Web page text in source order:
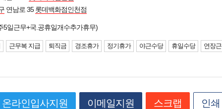
연남로 35롯데백화점인천점
5일근무+국.공휴일개수추가휴무)
근무복 지급 퇴직금 경조휴가 정기휴가 야근수당 휴일수당 연장
온라인입사지원 이메일지원 스크랩 인쇄